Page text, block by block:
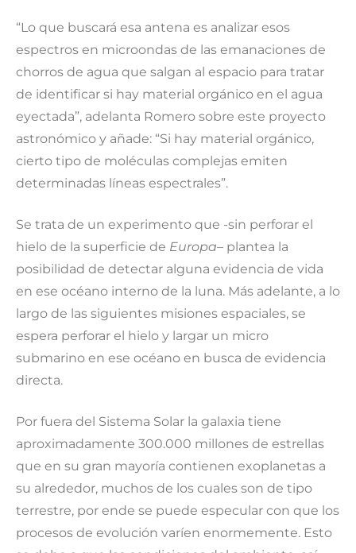
“Lo que buscará esa antena es analizar esos
espectros en microondas de las emanaciones de
chorros de agua que salgan al espacio para tratar
de identificar si hay material orgánico en el agua
eyectada”, adelanta Romero sobre este proyecto
astronómico y añade: “Si hay material orgánico,
cierto tipo de moléculas complejas emiten
determinadas líneas espectrales”.
Se trata de un experimento que -sin perforar el
hielo de la superficie de Europa– plantea la
posibilidad de detectar alguna evidencia de vida
en ese océano interno de la luna. Más adelante, a lo
largo de las siguientes misiones espaciales, se
espera perforar el hielo y largar un micro
submarino en ese océano en busca de evidencia
directa.
Por fuera del Sistema Solar la galaxia tiene
aproximadamente 300.000 millones de estrellas
que en su gran mayoría contienen exoplanetas a
su alrededor, muchos de los cuales son de tipo
terrestre, por ende se puede especular con que los
procesos de evolución varíen enormemente. Esto